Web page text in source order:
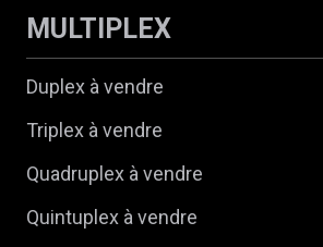
MULTIPLEX
Duplex à vendre
Triplex à vendre
Quadruplex à vendre
Quintuplex à vendre